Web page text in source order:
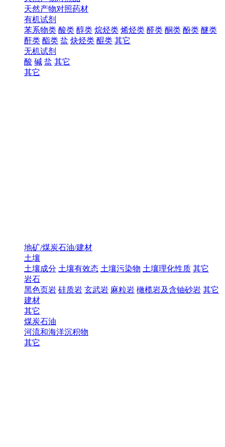
天然产物对照药材
有机试剂
苯系物类 酸类 醇类 烷烃类 烯烃类 醛类 酮类 酚类 醚类
酐类 酯类 盐 炔烃类 醌类 其它
无机试剂
酸 碱 盐 其它
其它
地矿/煤炭石油/建材
土壤
土壤成分 土壤有效态 土壤污染物 土壤理化性质 其它
岩石
黑色页岩 硅质岩 玄武岩 麻粒岩 橄榄岩及含铀砂岩 其它
建材
其它
煤炭石油
河流和海洋沉积物
其它